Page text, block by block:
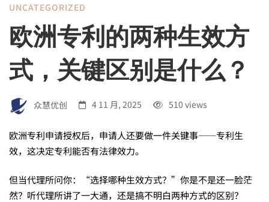
欧
洲
专
利
的
UNCATEGORIZED
欧洲专利的两种生效方
式，关键区别是什么？
众慧优创 4 11 月, 2025 510 views
欧洲专利申请授权后，申请人还要做一件关键事——专利生
效，这决定专利能否有法律效力。
但当代理所问你：“选择哪种生效方式？”你是不是还一脸茫
然？听代理所讲了一大通，还是搞不明白两种方式的区别？